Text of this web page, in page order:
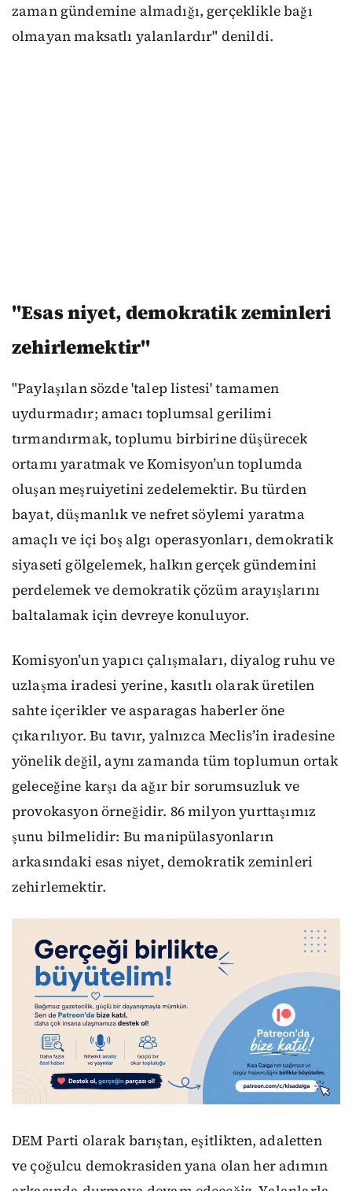
zaman gündemine almadığı, gerçeklikle bağı
olmayan maksatlı yalanlardır" denildi.
"Esas niyet, demokratik zeminleri
zehirlemektir"
"Paylaşılan sözde 'talep listesi' tamamen
uydurmadır; amacı toplumsal gerilimi
tırmandırmak, toplumu birbirine düşürecek
ortamı yaratmak ve Komisyon’un toplumda
oluşan meşruiyetini zedelemektir. Bu türden
bayat, düşmanlık ve nefret söylemi yaratma
amaçlı ve içi boş algı operasyonları, demokratik
siyaseti gölgelemek, halkın gerçek gündemini
perdelemek ve demokratik çözüm arayışlarını
baltalamak için devreye konuluyor.
Komisyon’un yapıcı çalışmaları, diyalog ruhu ve
uzlaşma iradesi yerine, kasıtlı olarak üretilen
sahte içerikler ve asparagas haberler öne
çıkarılıyor. Bu tavır, yalnızca Meclis’in iradesine
yönelik değil, aynı zamanda tüm toplumun ortak
geleceğine karşı da ağır bir sorumsuzluk ve
provokasyon örneğidir. 86 milyon yurttaşımız
şunu bilmelidir: Bu manipülasyonların
arkasındaki esas niyet, demokratik zeminleri
zehirlemektir.
DEM Parti olarak barıştan, eşitlikten, adaletten
ve çoğulcu demokrasiden yana olan her adımın